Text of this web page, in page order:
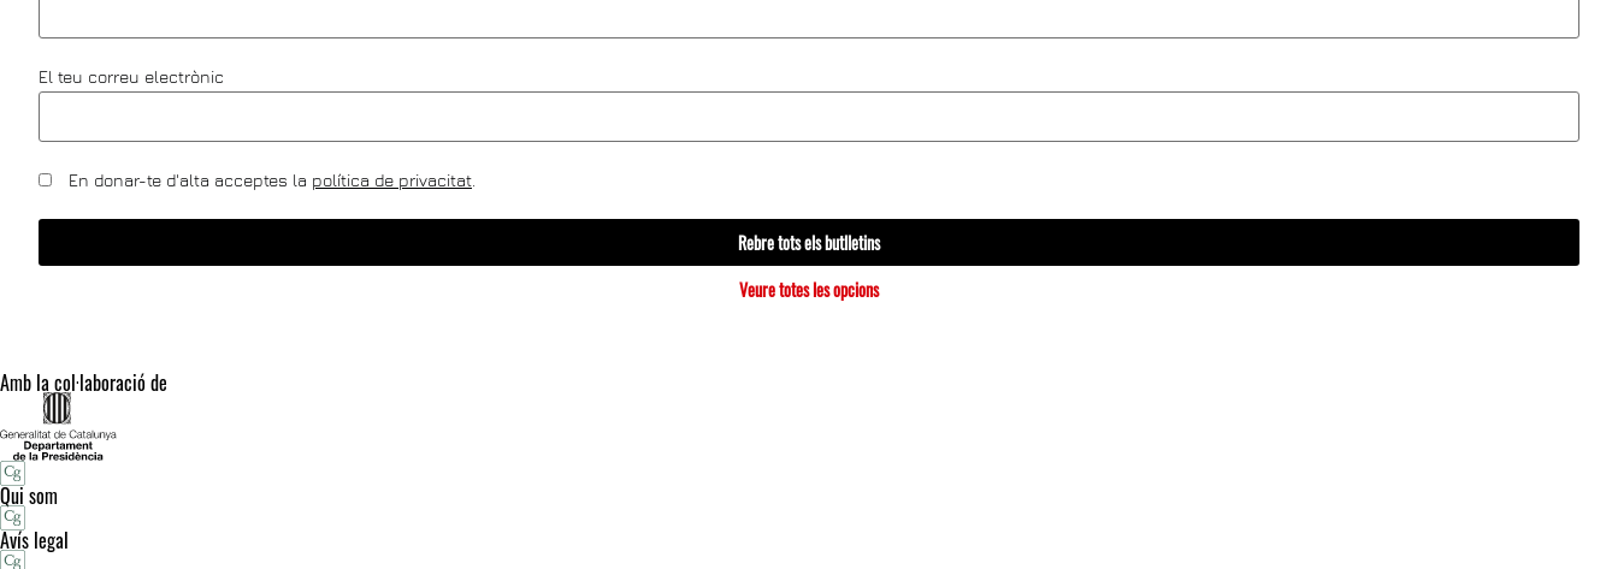
El teu correu electrònic
En donar-te d'alta acceptes la política de privacitat
Rebre tots els butlletins
Veure totes les opcions
Amb la col·laboració de
Qui som
Avís legal